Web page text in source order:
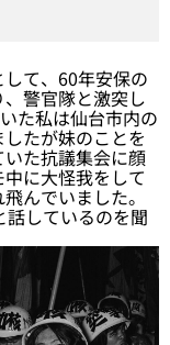
て、60年安保の
警官隊と激突し
た私は仙台市内の
たが妹のことを
た抗議集会に顔
に大怪我をして
んでいました。
しているのを聞